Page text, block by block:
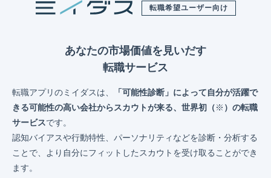
転職希望ユーザー向け
あなたの市場価値を見いだす
転職サービス
転職アプリのミイダスは、
「可能性診断」によって自分が活躍で
きる可能性の高い会社からスカウトが来る、世界初（※ ）の転職
サービスです。
認知バイアスや行動特性、パーソナリティなどを診断・分析する
ことで、より自分にフィットしたスカウトを受け取ることができ
ます。